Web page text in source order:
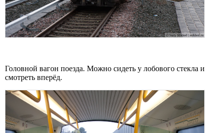
Головной вагон поезда. Можно сидеть у лобового стекла и
смотреть вперёд.